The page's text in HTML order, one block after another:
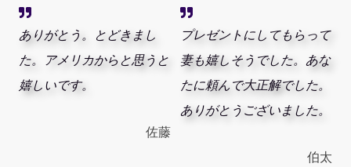
ありがとう。とどきまし
た。アメリカからと思うと
嬉しいです。
佐藤
プレゼントにしてもらって
妻も嬉しそうでした。あな
たに頼んで大正解でした。
ありがとうございました。
伯太